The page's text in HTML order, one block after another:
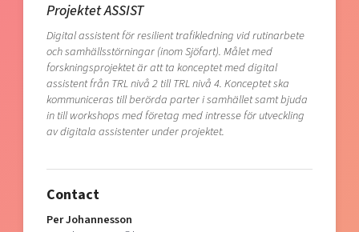
Projektet ASSIST
Digital assistent för resilient trafikledning vid rutinarbete
och samhällsstörningar (inom Sjöfart). Målet med
forskningsprojektet är att ta konceptet med digital
assistent från TRL nivå 2 till TRL nivå 4. Konceptet ska
kommuniceras till berörda parter i samhället samt bjuda
in till workshops med företag med intresse för utveckling
av digitala assistenter under projektet.
Contact
Per Johannesson